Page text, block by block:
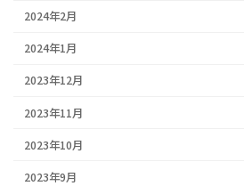
2024年2月
2024年1月
2023年12月
2023年11月
2023年10月
2023年9月